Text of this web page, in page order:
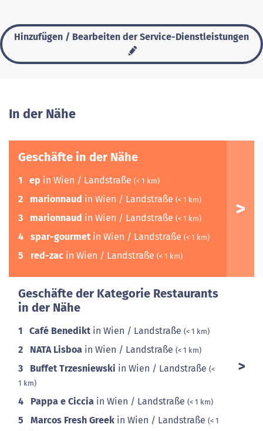
Hinzufügen / Bearbeiten der Service-Dienstleistungen
In der Nähe
Geschäfte in der Nähe
1 ep in Wien / Landstraße (< 1 km)
2 marionnaud in Wien / Landstraße (< 1 km)
3 marionnaud in Wien / Landstraße (< 1 km)
4 spar-gourmet in Wien / Landstraße (< 1 km)
5 red-zac in Wien / Landstraße (< 1 km)
Geschäfte der Kategorie Restaurants
in der Nähe
1 Café Benedikt in Wien / Landstraße (< 1 km)
2 NATA Lisboa in Wien / Landstraße (< 1 km)
3 Buffet Trzesniewski in Wien / Landstraße (<
1 km)
4 Pappa e Ciccia in Wien / Landstraße (< 1 km)
5 Marcos Fresh Greek in Wien / Landstraße (< 1